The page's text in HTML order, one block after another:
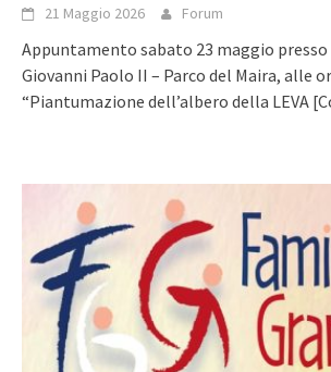
21 Maggio 2026 Forum
Appuntamento sabato 23 maggio presso
Giovanni Paolo II – Parco del Maira, alle
“Piantumazione dell’albero della LEVA